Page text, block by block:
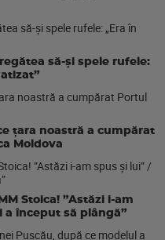
să-și spele rufele:
țara noastră a cumpărat
Moldova
Stoica! ”Astăzi i-am
a început să plângă”